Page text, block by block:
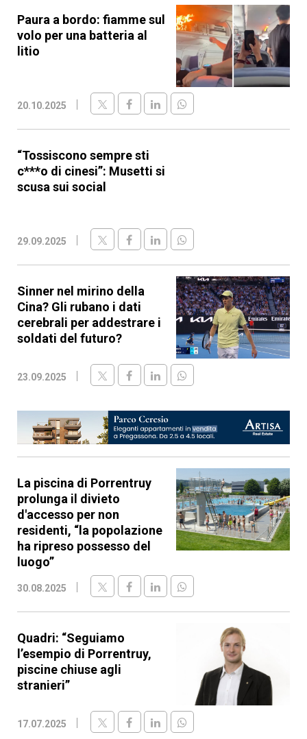
Paura a bordo: fiamme sul
volo per una batteria al
litio
20.10.2025
“Tossiscono sempre sti
c***o di cinesi”: Musetti si
scusa sui social
29.09.2025
Sinner nel mirino della
Cina? Gli rubano i dati
cerebrali per addestrare i
soldati del futuro?
23.09.2025
La piscina di Porrentruy
prolunga il divieto
d'accesso per non
residenti, “la popolazione
ha ripreso possesso del
luogo”
30.08.2025
Quadri: “Seguiamo
l’esempio di Porrentruy,
piscine chiuse agli
stranieri”
17.07.2025